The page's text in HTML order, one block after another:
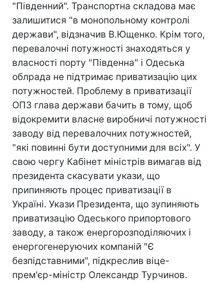
"Південний". Транспортна складова має
залишитися "в монопольному контролі
держави", відзначив В.Ющенко. Крім того,
перевалочні потужності знаходяться у
власності порту "Південна" і Одеська
облрада не підтримає приватизацію цих
потужностей. Проблему в приватизації
ОПЗ глава держави бачить в тому, щоб
відокремити власне виробничі потужності
заводу від перевалочних потужностей,
"які повинні бути доступними для всіх". У
свою чергу Кабінет міністрів вимагав від
президента скасувати укази, що
припиняють процес приватизації в
Україні. Укази Президента, що зупиняють
приватизацію Одеського припортового
заводу, а також енергорозподіляючих і
енергогенеруючих компаній "Є
безпідставними", підкреслив віце-
прем'єр-міністр Олександр Турчинов.